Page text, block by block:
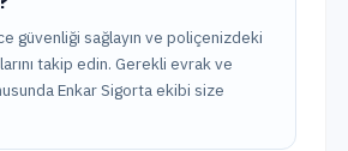
güvenliği sağlayın ve poliçenizdeki
takip edin. Gerekli evrak ve
Enkar Sigorta ekibi size